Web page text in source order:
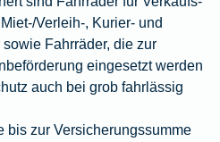
Verleih-, Kurier- und
Fahrräder, die zur
eingesetzt werden
auch bei grob fahrlässig
bis zur Versicherungssumme